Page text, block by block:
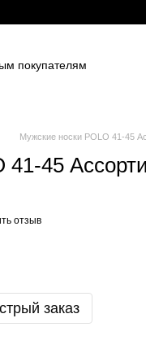
покупателям
Мужские носки POLO 41-45
41-45
отзыв
заказ